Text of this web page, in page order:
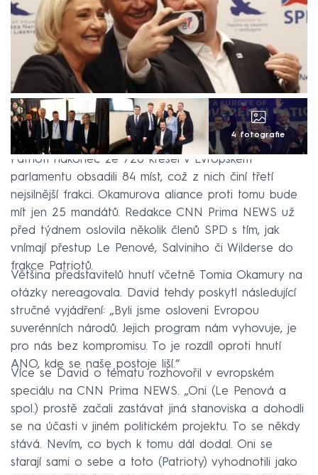
4 fotografie
Patrioti nakonec ze 720 křesel v Evropském
parlamentu obsadili 84 míst, což z nich činí třetí
nejsilnější frakci. Okamurova aliance proti tomu bude
mít jen 25 mandátů. Redakce CNN Prima NEWS už
před týdnem oslovila několik členů SPD s tím, jak
vnímají přestup Le Penové, Salviniho či Wilderse do
frakce Patriotů.
Většina představitelů hnutí včetně Tomia Okamury na
otázky nereagovala. David tehdy poskytl následující
stručné vyjádření: „Byli jsme osloveni Evropou
suverénních národů. Jejich program nám vyhovuje, je
pro nás bez kompromisu. To je rozdíl oproti hnutí
ANO, kde se naše postoje liší.“
Více se David o tématu rozhovořil v evropském
speciálu na CNN Prima NEWS. „Oni (Le Penová a
spol.) prostě začali zastávat jiná stanoviska a dohodli
se na účasti v jiném politickém projektu. To se někdy
stává. Nevím, co bych k tomu dál dodal. Oni se
starají sami o sebe a toto (Patrioty) vyhodnotili jako